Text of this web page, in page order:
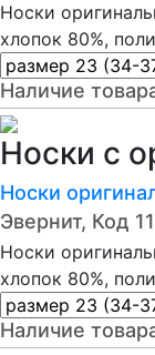
Носки
хлопок 80%,
Наличие
Носки с
Носки
Эвернит, Код
Носки
хлопок 80%,
Наличие